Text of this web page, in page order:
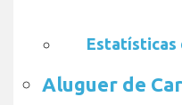
Estatísticas
Aluguer de